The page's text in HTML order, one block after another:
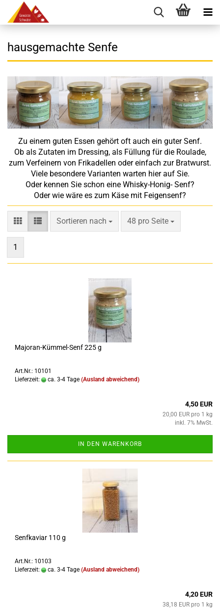
hausgemachte Senfe
Zu einem guten Essen gehört oft auch ein guter Senf.
Ob als Zutaten im Dressing, als Füllung für die Roulade,
zum Verfeinern von Frikadellen oder einfach zur Bratwurst.
Viele besondere Varianten warten hier auf Sie.
Oder kennen Sie schon eine Whisky-Honig- Senf?
Oder wie wäre es zum Käse mit Feigensenf?
Sortieren nach
Sortieren nach 48 pro Seite
pro Seite
1
Majoran-Kümmel-Senf 225 g
Art.Nr.: 10101
Lieferzeit:
ca. 3-4 Tage (Ausland abweichend)
4,50 EUR
20,00 EUR pro 1 kg
inkl. 7% MwSt.
IN DEN WARENKORB
Senfkaviar 110 g
Art.Nr.: 10103
Lieferzeit:
ca. 3-4 Tage (Ausland abweichend)
4,20 EUR
38,18 EUR pro 1 kg